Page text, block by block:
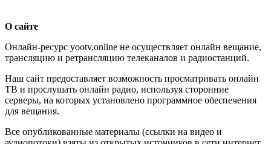
О сайте
Онлайн-ресурс yootv.online не осуществляет онлайн вещание,
трансляцию и ретрансляцию телеканалов и радиостанций.
Наш сайт предоставляет возможность просматривать онлайн
ТВ и прослушать онлайн радио, используя сторонние
серверы, на которых установлено программное обеспечения
для вещания.
Все опубликованные материалы (ссылки на видео и